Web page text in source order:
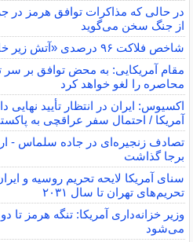
در حالی که مذاکرات توافق هرمز در
از جنگ سخن می‌گوید
شاخص فلاکت ۹۶ درصدی «آتش زیر خاکستر» است
مقام آمریکایی: به محض توافق بر سر
محاصره را لغو خواهد کرد
اکسیوس: ایران در انتظار تأیید نهایی
آمریکا / احتمال سفر عراقچی به
برجا گذاشت
سنای آمریکا لایحه تحریم روسیه و
تحریم‌های تهران تا سال ۲۰۳۱
وزیر خزانه‌داری آمریکا: تنگه هرمز
می‌شود